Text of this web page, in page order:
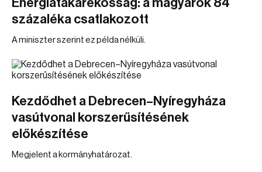
Energiatakarékosság: a magyarok 84
százaléka csatlakozott
A miniszter szerint ez példa nélküli.
Kezdődhet a Debrecen–Nyíregyháza
vasútvonal korszerűsítésének
előkészítése
Megjelent a kormányhatározat.